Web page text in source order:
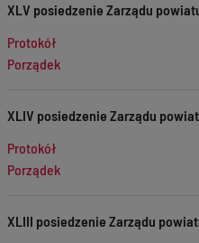
XLV posiedzenie Zarządu
Protokół
Porządek
XLIV posiedzenie Zarządu
Protokół
Porządek
XLIII posiedzenie Zarządu